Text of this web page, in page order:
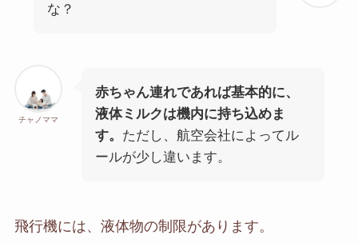
な？
チャノママ
赤ちゃん連れであれば基本的に、
液体ミルクは機内に持ち込めま
す。 ただし、航空会社によってル
ールが少し違います。
飛行機には、液体物の制限があります。